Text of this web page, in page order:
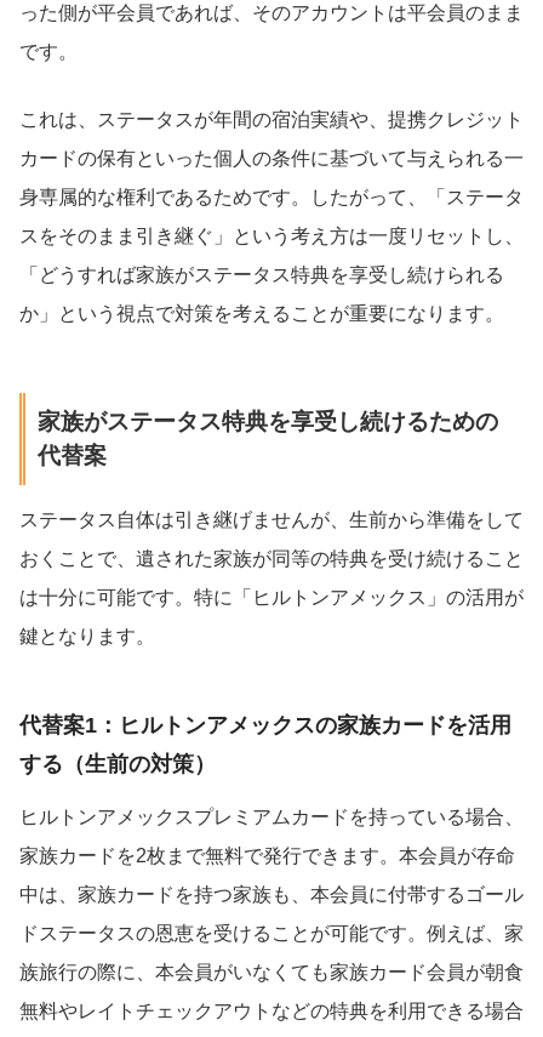
った側が平会員であれば、そのアカウントは平会員のまま
です。
これは、ステータスが年間の宿泊実績や、提携クレジット
カードの保有といった個人の条件に基づいて与えられる一
身専属的な権利であるためです。したがって、「ステータ
スをそのまま引き継ぐ」という考え方は一度リセットし、
「どうすれば家族がステータス特典を享受し続けられる
か」という視点で対策を考えることが重要になります。
家族がステータス特典を享受し続けるための
代替案
ステータス自体は引き継げませんが、生前から準備をして
おくことで、遺された家族が同等の特典を受け続けること
は十分に可能です。特に「ヒルトンアメックス」の活用が
鍵となります。
代替案1：ヒルトンアメックスの家族カードを活用
する（生前の対策）
ヒルトンアメックスプレミアムカードを持っている場合、
家族カードを2枚まで無料で発行できます。本会員が存命
中は、家族カードを持つ家族も、本会員に付帯するゴール
ドステータスの恩恵を受けることが可能です。例えば、家
族旅行の際に、本会員がいなくても家族カード会員が朝食
無料やレイトチェックアウトなどの特典を利用できる場合